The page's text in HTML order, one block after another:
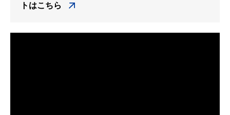
トはこちら